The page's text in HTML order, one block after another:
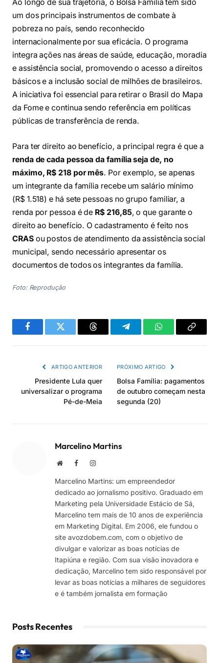
Ao longo de sua trajetória, o Bolsa Família tem sido
um dos principais instrumentos de combate à
pobreza no país, sendo reconhecido
internacionalmente por sua eficácia. O programa
integra ações nas áreas de saúde, educação, moradia
e assistência social, promovendo o acesso a direitos
básicos e a inclusão social de milhões de brasileiros.
A iniciativa foi essencial para retirar o Brasil do Mapa
da Fome e continua sendo referência em políticas
públicas de transferência de renda.
Para ter direito ao benefício, a principal regra é que a
renda de cada pessoa da família seja de, no
máximo, R$ 218 por mês. Por exemplo, se apenas
um integrante da família recebe um salário mínimo
(R$ 1.518) e há sete pessoas no grupo familiar, a
renda por pessoa é de R$ 216,85, o que garante o
direito ao benefício. O cadastramento é feito nos
CRASou postos de atendimento da assistência social
municipal, sendo necessário apresentar os
documentos de todos os integrantes da família.
Foto: Reprodução
FacebookTwitter Threads TelegramWhatsAppCopiar
ARTIGO ANTERIOR
Presidente Lula quer
universalizar o programa
Pé-de-Meia
PRÓXIMO ARTIGO
Bolsa Família: pagamentos
de outubro começam nesta
segunda (20)
Marcelino Martins
Site FacebookInstagram
Marcelino Martins: um empreendedor
dedicado ao jornalismo positivo. Graduado em
Marketing pela Universidade Estácio de Sá,
Marcelino tem mais de 10 anos de experiência
em Marketing Digital. Em 2006, ele fundou o
site avozdobem.com, com o objetivo de
divulgar e valorizar as boas notícias de
Itapiúna e região. Com sua visão inovadora e
dedicação, Marcelino tem sido responsável por
levar as boas notícias a milhares de seguidores
e é também jornalista em formação
Posts Recentes